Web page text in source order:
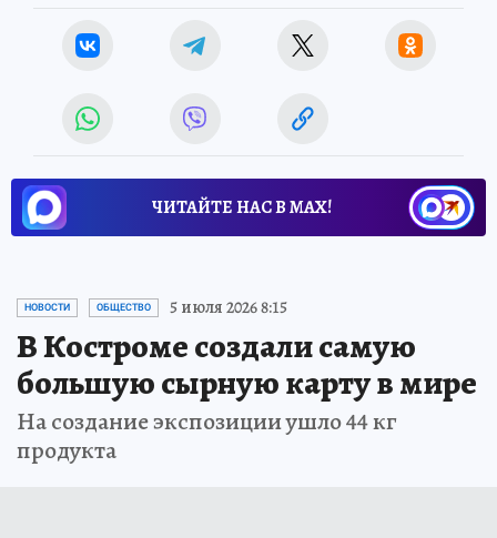
ЧИТАЙТЕ НАС В МАХ!
НОВОСТИ ОБЩЕСТВО 5 июля 2026 8:15
В Костроме создали самую
большую сырную карту в мире
На создание экспозиции ушло 44 кг
продукта